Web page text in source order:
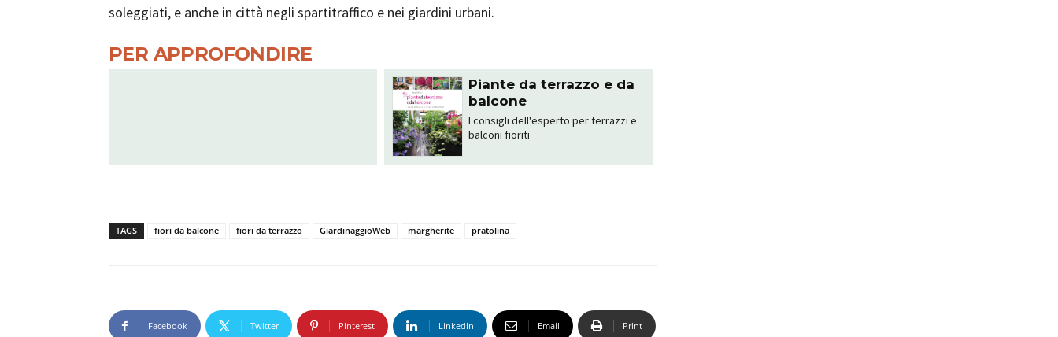
soleggiati, e anche in città negli spartitraffico e nei giardini urbani.
PER APPROFONDIRE
Piante da terrazzo e da
balcone
I consigli dell'esperto per terrazzi e
balconi fioriti
TAGS fiori da balcone fiori da terrazzo GiardinaggioWeb margherite pratolina
Facebook Twitter Pinterest Linkedin Email Print